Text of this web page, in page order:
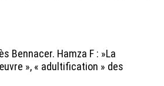
Bennacer. Hamza F : »La
», « adultification » des